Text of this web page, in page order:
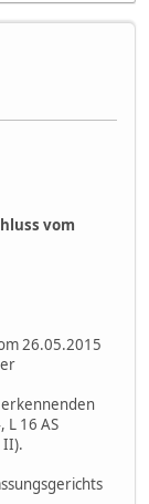
vom
26.05.2015
L 16 AS
II).